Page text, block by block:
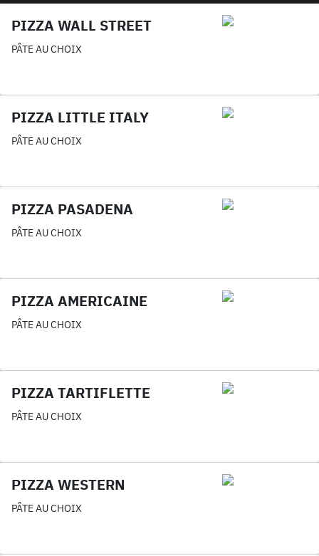
PIZZA WALL STREET
PÂTE AU CHOIX
PIZZA LITTLE ITALY
PÂTE AU CHOIX
PIZZA PASADENA
PÂTE AU CHOIX
PIZZA AMERICAINE
PÂTE AU CHOIX
PIZZA TARTIFLETTE
PÂTE AU CHOIX
PIZZA WESTERN
PÂTE AU CHOIX